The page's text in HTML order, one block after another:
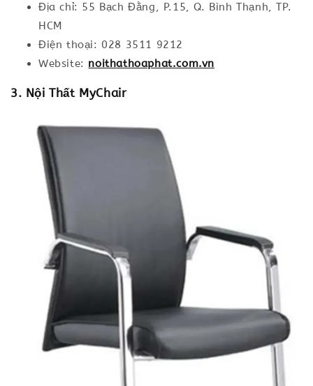
Địa chỉ: 55 Bạch Đằng, P.15, Q. Bình Thạnh, TP.
HCM
Điện thoại: 028 3511 9212
Website: noithathoaphat.com.vn
3. Nội Thất MyChair